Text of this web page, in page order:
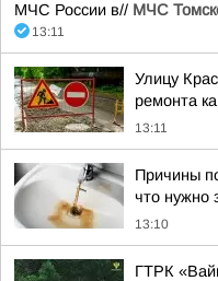
МЧС России в// МЧС
13:11
Улицу
ремонта
13:11
Причины
что нужно
13:10
ГТРК